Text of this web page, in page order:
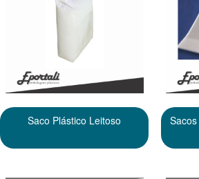
Saco Plástico Leitoso